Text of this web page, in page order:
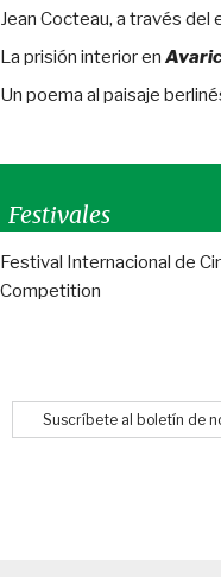
Jean Cocteau, a través del
La prisión interior en
Un poema al paisaje
Festivales
Festival Internacional de
Competition
Suscríbete al boletín de